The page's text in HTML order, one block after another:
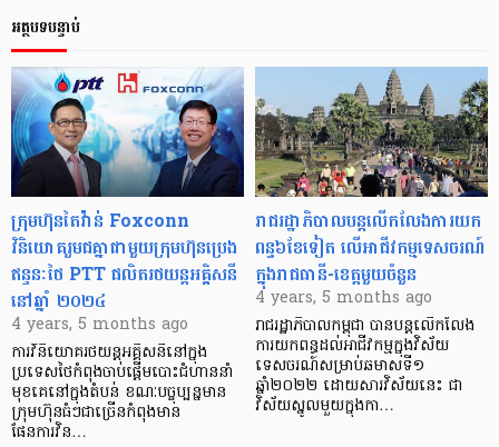
អត្ថបទបន្ទាប់
ក្រុមហ៊ុនតៃវ៉ាន់ Foxconn
វិនិយោគរួមជគ្នាជាមួយក្រុមហ៊ុនប្រេង
ឥន្ទនៈថៃ PTT ផលិតរថយន្ដអគ្គិសនី
នៅឆ្នាំ ២០២៤
4 years, 5 months ago
ការវិនិយោគរថយន្ដអគ្គិសនីនៅក្នុង
ប្រទេសថៃកំពុងចាប់ផ្ដើមបោះជំហាននាំ
មុខគេនៅក្នុងតំបន់ ខណៈបច្ចុប្បន្នមាន
ក្រុមហ៊ុនធំៗជាច្រើនកំពុងមាន
ផែនការវិន…
រាជរដ្ឋាភិបាលបន្តលើកលែងការយក
ពន្ធ៦ខែទៀត លើអាជីវកម្មទេសចរណ៍
ក្នុងរាជធានី-ខេត្តមួយចំនួន
4 years, 5 months ago
រាជរដ្ឋាភិបាលកម្ពុជា បានបន្តលើកលែង
ការយកពន្ធដល់អាជីវកម្មក្នុងវិស័យ
ទេសចរណ៍សម្រាប់ឆមាសទី១
ឆ្នាំ២០២២ ដោយសារវិស័យនេះ ជា
វិស័យស្នូលមួយក្នុងកា…